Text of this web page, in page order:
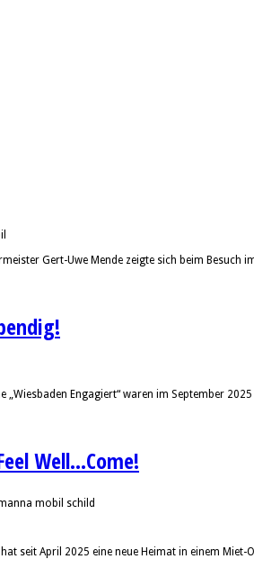
Gert-Uwe Mende zeigte sich beim
„Wiesbaden Engagiert“ waren im September
Well...Come!
seit April 2025 eine neue Heimat in einem